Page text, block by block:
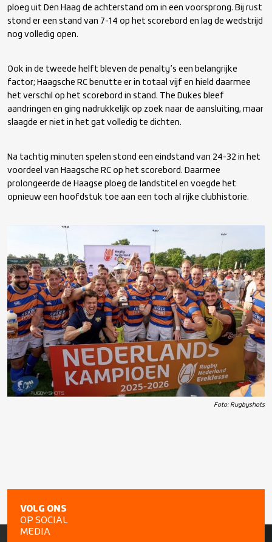
ploeg uit Den Haag de achterstand om in een voorsprong. Bij rust
stond er een stand van 7-14 op het scorebord en lag de wedstrijd
nog volledig open.
Ook in de tweede helft bleven de penalty’s een belangrijke
factor; Haagsche RC benutte er in totaal vijf en hield daarmee
het verschil op het scorebord in stand. The Dukes bleef
aandringen en ging nadrukkelijk op zoek naar de aansluiting, maar
slaagde er niet in het gat volledig te dichten.
Na tachtig minuten spelen stond een eindstand van 24-32 in het
voordeel van Haagsche RC op het scorebord. Daarmee
prolongeerde de Haagse ploeg de landstitel en voegde het
opnieuw een hoofdstuk toe aan een toch al rijke clubhistorie.
Foto: Rugbyshots
VOLG ONS
OP SOCIAL
MEDIA